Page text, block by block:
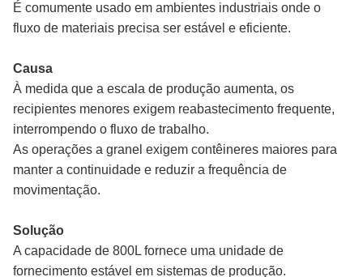
É comumente usado em ambientes industriais onde o
fluxo de materiais precisa ser estável e eficiente.
Causa
À medida que a escala de produção aumenta, os
recipientes menores exigem reabastecimento frequente,
interrompendo o fluxo de trabalho.
As operações a granel exigem contêineres maiores para
manter a continuidade e reduzir a frequência de
movimentação.
Solução
A capacidade de 800L fornece uma unidade de
fornecimento estável em sistemas de produção.